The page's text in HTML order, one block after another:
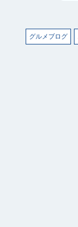
グルメブログ